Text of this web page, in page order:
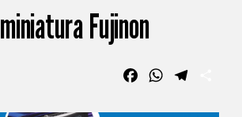
Fujinon
FacebookWhatsApp